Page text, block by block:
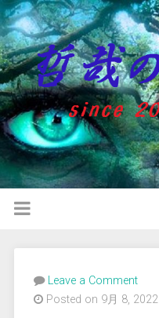
Leave a Comment
Posted on 9月 8, 2022